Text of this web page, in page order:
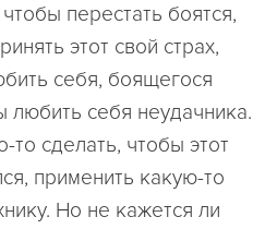
перестать боятся,
этот свой страх,
себя, боящегося
себя неудачника.
сделать, чтобы этот
применить какую-то
Но не кажется ли